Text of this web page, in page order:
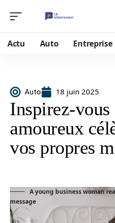
Actu Auto Entreprise
Auto 18 juin 2025
Inspirez-vous
amoureux
vos propres
A young business woman
message